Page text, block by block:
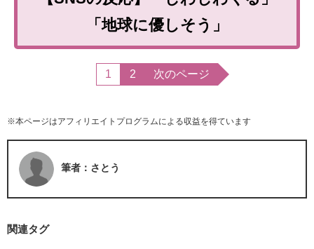
「地球に優しそう」
1 2 次のページ
※本ページはアフィリエイトプログラムによる収益を得ています
筆者：さとう
関連タグ